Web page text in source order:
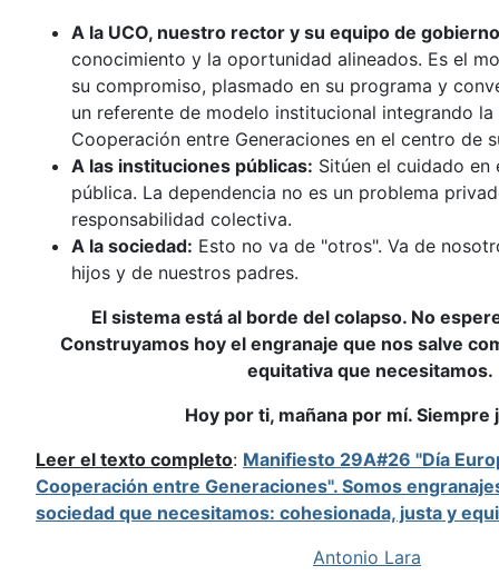
A la UCO, nuestro rector y su equipo de
conocimiento y la oportunidad alineados. Es el
su compromiso, plasmado en su programa y
un referente de modelo institucional integrando
Cooperación entre Generaciones en el centro de
A las instituciones públicas: Sitúen el cuidado
pública. La dependencia no es un problema
responsabilidad colectiva.
A la sociedad: Esto no va de "otros". Va de
hijos y de nuestros padres.
El sistema está al borde del colapso. No
Construyamos hoy el engranaje que nos salve
equitativa que necesitamos.
Hoy por ti, mañana por mí. Siempre
Leer el texto completo: Manifiesto 29A#26 "Día
Cooperación entre Generaciones". Somos
sociedad que necesitamos: cohesionada, justa y
Antonio Lara